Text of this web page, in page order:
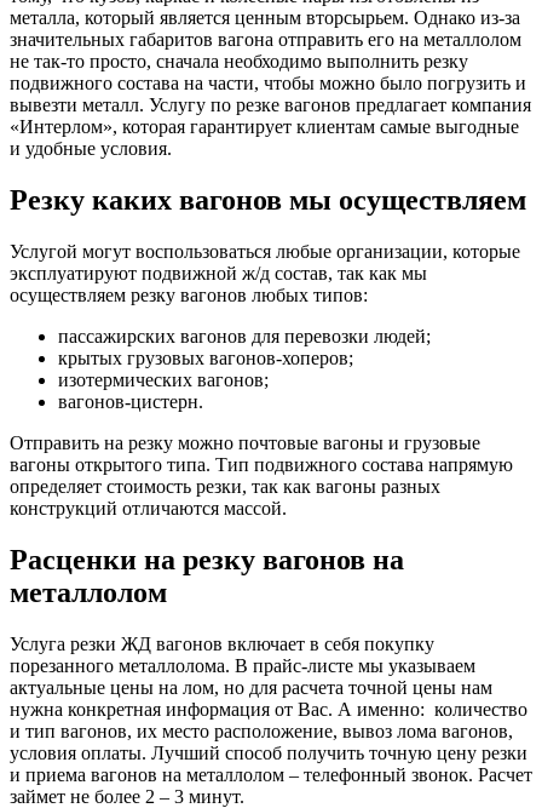
металла, который является ценным вторсырьем. Однако из-за
значительных габаритов вагона отправить его на металлолом
не так-то просто, сначала необходимо выполнить резку
подвижного состава на части, чтобы можно было погрузить и
вывезти металл. Услугу по резке вагонов предлагает компания
«Интерлом», которая гарантирует клиентам самые выгодные
и удобные условия.
Резку каких вагонов мы осуществляем
Услугой могут воспользоваться любые организации, которые
эксплуатируют подвижной ж/д состав, так как мы
осуществляем резку вагонов любых типов:
пассажирских вагонов для перевозки людей;
крытых грузовых вагонов-хоперов;
изотермических вагонов;
вагонов-цистерн.
Отправить на резку можно почтовые вагоны и грузовые
вагоны открытого типа. Тип подвижного состава напрямую
определяет стоимость резки, так как вагоны разных
конструкций отличаются массой.
Расценки на резку вагонов на
металлолом
Услуга резки ЖД вагонов включает в себя покупку
порезанного металлолома. В прайс-листе мы указываем
актуальные цены на лом, но для расчета точной цены нам
нужна конкретная информация от Вас. А именно: количество
и тип вагонов, их место расположение, вывоз лома вагонов,
условия оплаты. Лучший способ получить точную цену резки
и приема вагонов на металлолом – телефонный звонок. Расчет
займет не более 2 – 3 минут.